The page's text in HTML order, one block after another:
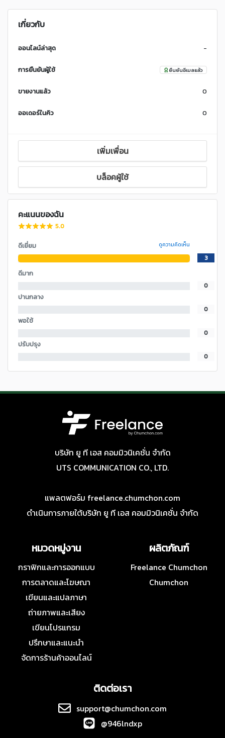
เกี่ยวกับ
ออนไลน์ล่าสุด -
การยืนยันผู้ใช้ ยืนยันอีเมลแล้ว
ขายงานแล้ว 0
ออเดอร์ในคิว 0
เพิ่มเพื่อน
บล็อคผู้ใช้
คะแนนของฉัน
5.0
ดีเยี่ยม ดูความคิดเห็น
3
ดีมาก
0
ปานกลาง
0
พอใช้
0
ปรับปรุง
0
บริษัท ยู ที เอส คอมมิวนิเคชั่น จำกัด
UTS COMMUNICATION CO., LTD.
แพลตฟอร์ม freelance.chumchon.com
ดำเนินการภายใต้บริษัท ยู ที เอส คอมมิวนิเคชั่น จำกัด
หมวดหมู่งาน
กราฟิกและการออกแบบ
การตลาดและโฆษณา
เขียนและแปลภาษา
ถ่ายภาพและเสียง
เขียนโปรแกรม
ปรึกษาและแนะนำ
จัดการร้านค้าออนไลน์
ผลิตภัณฑ์
Freelance Chumchon
Chumchon
ติดต่อเรา
support@chumchon.com
@946lndxp